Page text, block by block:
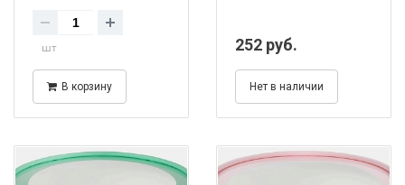
шт
В корзину
252 руб.
Нет в наличии